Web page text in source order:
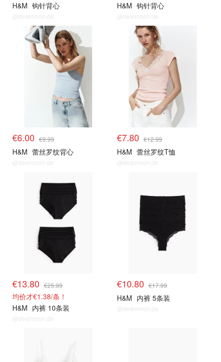
H&M 钩针背心
@dealmoon.de
H&M 钩针背心
@dealmoon.de
€6.00 €9.99
H&M 蕾丝罗纹背心
@dealmoon.de
€7.80 €12.99
H&M 蕾丝罗纹T恤
@dealmoon.de
€13.80 €25.99
均价才€1.38/条！
H&M 内裤 10条装
@dealmoon.de
€10.80 €17.99
H&M 内裤 5条装
@dealmoon.de